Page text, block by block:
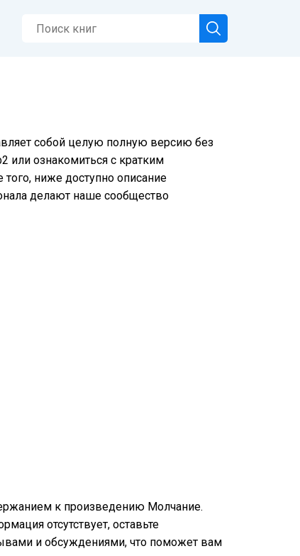
собой целую полную версию без
или ознакомиться с кратким
ниже доступно описание
делают наше сообщество
к произведению Молчание.
отсутствует, оставьте
и обсуждениями, что поможет вам